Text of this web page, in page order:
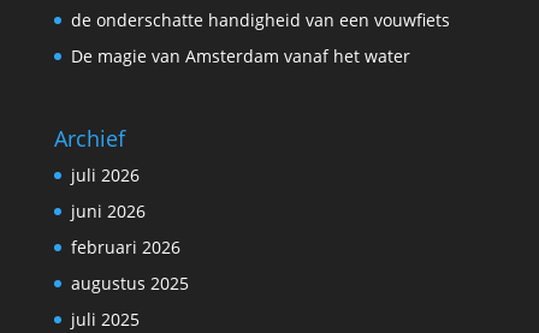
de onderschatte handigheid van een vouwfiets
De magie van Amsterdam vanaf het water
Archief
juli 2026
juni 2026
februari 2026
augustus 2025
juli 2025